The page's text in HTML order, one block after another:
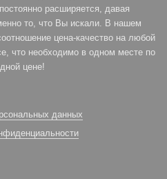
расширяется, давая
то, что Вы искали. В нашем
цена-качество на любой
что необходимо в одном месте по
цене!
данных